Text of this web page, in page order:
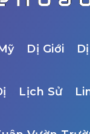
Dị Giới
Lịch Sử